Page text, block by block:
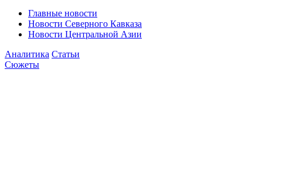
Главные новости
Новости Северного Кавказа
Новости Центральной Азии
Аналитика Статьи
Сюжеты